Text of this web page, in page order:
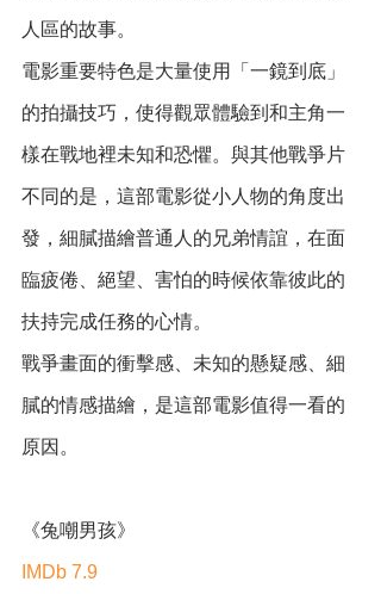
人區的故事。
電影重要特色是大量使用「一鏡到底」
的拍攝技巧，使得觀眾體驗到和主角一
樣在戰地裡未知和恐懼。與其他戰爭片
不同的是，這部電影從小人物的角度出
發，細膩描繪普通人的兄弟情誼，在面
臨疲倦、絕望、害怕的時候依靠彼此的
扶持完成任務的心情。
戰爭畫面的衝擊感、未知的懸疑感、細
膩的情感描繪，是這部電影值得一看的
原因。
《兔嘲男孩》
IMDb 7.9